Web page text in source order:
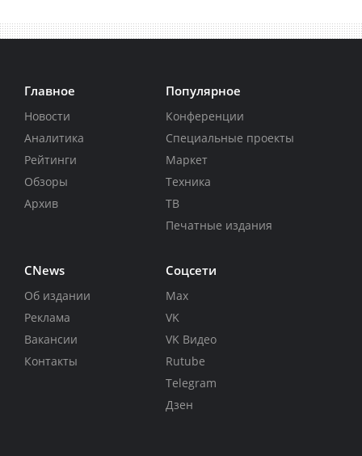
Главное
Новости
Аналитика
Рейтинги
Обзоры
Архив
Популярное
Конференции
Специальные проекты
Маркет
Техника
ТВ
Печатные издания
CNews
Об издании
Реклама
Вакансии
Контакты
Соцсети
Max
VK
VK Видео
Rutube
Telegram
Дзен